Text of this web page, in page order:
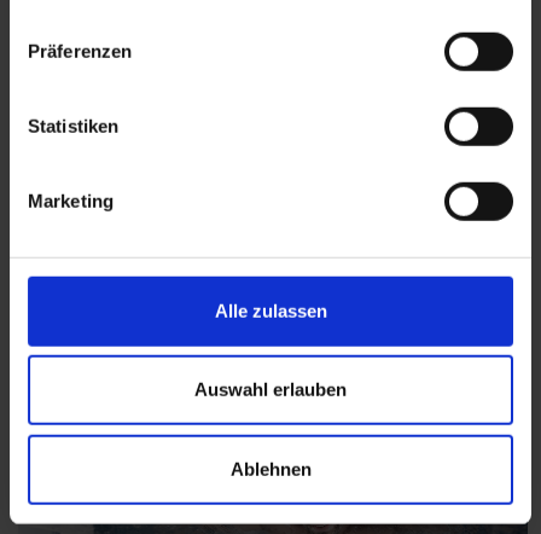
Präferenzen
Statistiken
Marketing
Alle zulassen
Auswahl erlauben
Ablehnen